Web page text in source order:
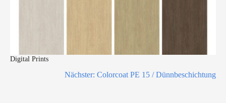
Digital Prints
Nächster: Colorcoat PE 15 / Dünnbeschichtung